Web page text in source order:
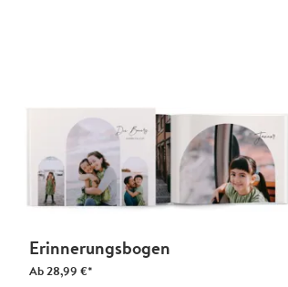
Erinnerungsbogen
Ab28,99 €*